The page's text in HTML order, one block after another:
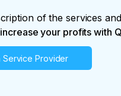
of the services
your profits with
Service Provider